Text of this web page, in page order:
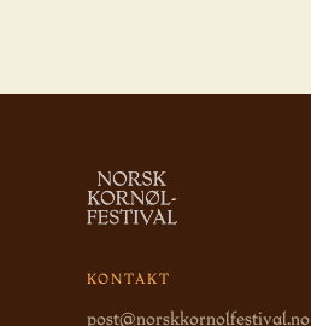
KONTAKT
post@norskkornolfestival.no